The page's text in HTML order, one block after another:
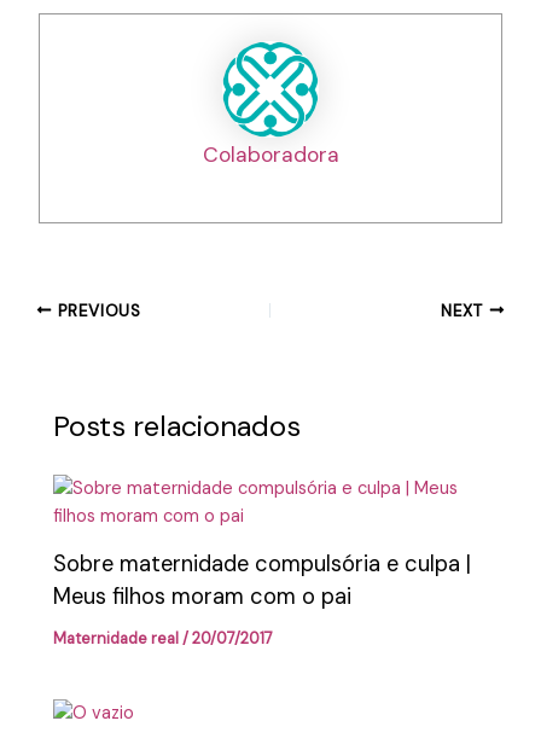
Colaboradora
PREVIOUS NEXT
Posts relacionados
Sobre maternidade compulsória e culpa |
Meus filhos moram com o pai
Maternidade real/20/07/2017